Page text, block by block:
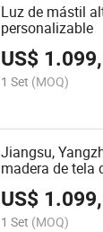
Luz de mástil
personalizable
US$
1 Set (MOQ)
Jiangsu,
madera de tela
iluminación
US$
1 Set (MOQ)